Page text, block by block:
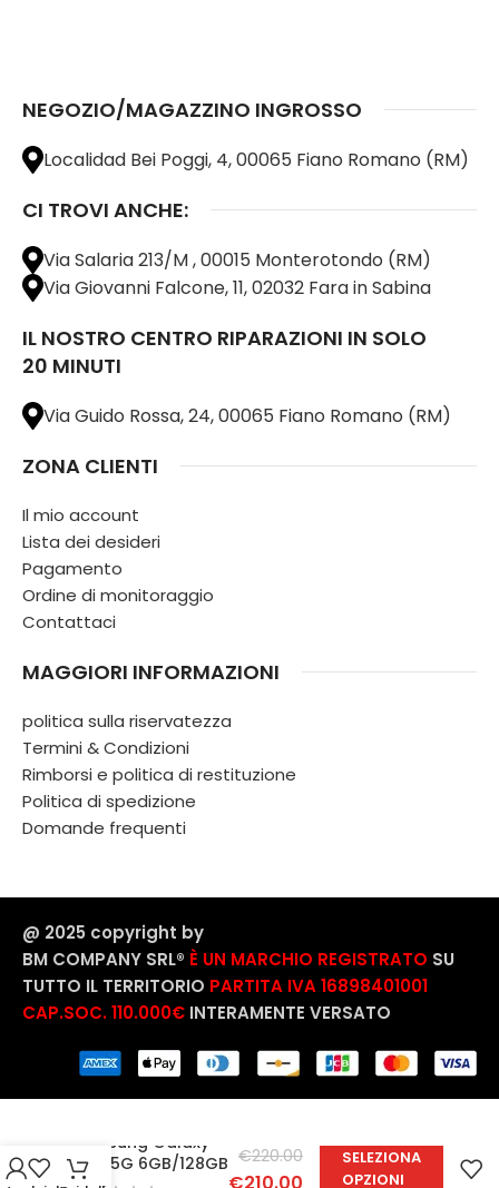
NEGOZIO/MAGAZZINO INGROSSO
Localidad Bei Poggi, 4, 00065 Fiano Romano (RM)
CI TROVI ANCHE:
Via Salaria 213/M , 00015 Monterotondo (RM)
Via Giovanni Falcone, 11, 02032 Fara in Sabina
IL NOSTRO CENTRO RIPARAZIONI IN SOLO
20 MINUTI
Via Guido Rossa, 24, 00065 Fiano Romano (RM)
ZONA CLIENTI
Il mio account
Lista dei desideri
Pagamento
Ordine di monitoraggio
Contattaci
MAGGIORI INFORMAZIONI
politica sulla riservatezza
Termini & Condizioni
Rimborsi e politica di restituzione
Politica di spedizione
Domande frequenti
@ 2025 copyright by
BM COMPANY SRL®️ È UN MARCHIO REGISTRATO SU
TUTTO IL TERRITORIO PARTITA IVA 16898401001
CAP.SOC. 110.000€ INTERAMENTE VERSATO
Samsung Galaxy
M36 5G 6GB/128GB €220.00
SELEZIONA
OPZIONI